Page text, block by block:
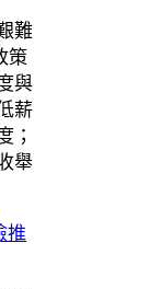
難
策
與
薪
；
舉
推